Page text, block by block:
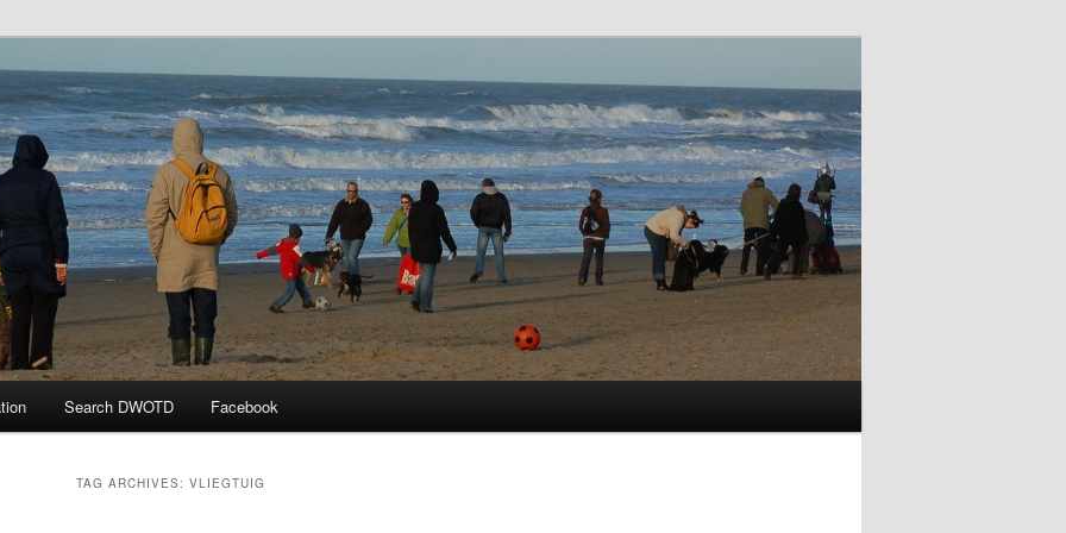
the Day
Search DWOTD Facebook
TAG ARCHIVES: VLIEGTUIG